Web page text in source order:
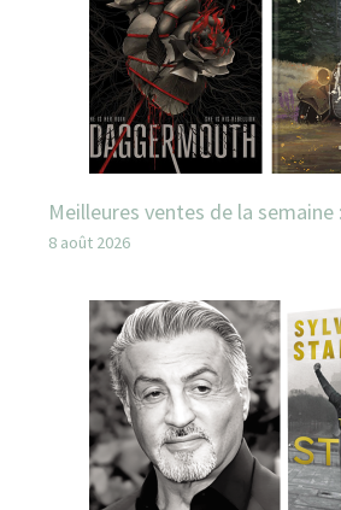
Meilleures ventes de la semaine
8 août 2026